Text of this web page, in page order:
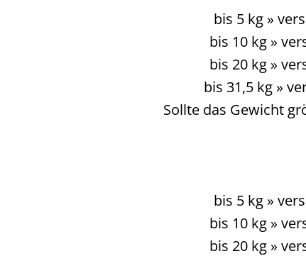
bis 5 kg »
bis 10 kg »
bis 20 kg »
bis 31,5 kg »
Sollte das Gewicht
bis 5 kg »
bis 10 kg »
bis 20 kg »